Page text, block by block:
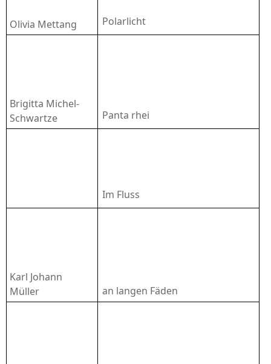
Olivia Mettang Polarlicht
Brigitta Michel-
Schwartze
Panta rhei
Im Fluss
Karl Johann
Müller
an langen Fäden